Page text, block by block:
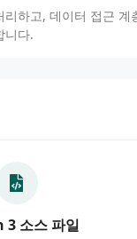
리하고, 데이터 접근
니다.
소스 파일